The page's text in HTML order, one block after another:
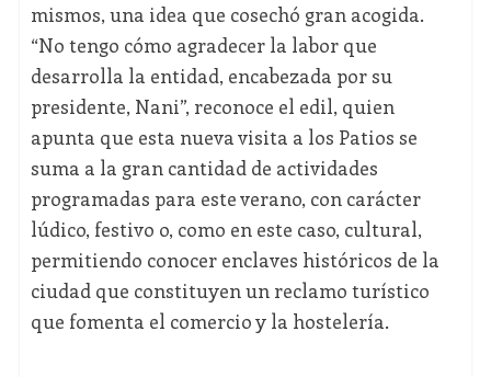
mismos, una idea que cosechó gran acogida.
“No tengo cómo agradecer la labor que
desarrolla la entidad, encabezada por su
presidente, Nani”, reconoce el edil, quien
apunta que esta nueva visita a los Patios se
suma a la gran cantidad de actividades
programadas para este verano, con carácter
lúdico, festivo o, como en este caso, cultural,
permitiendo conocer enclaves históricos de la
ciudad que constituyen un reclamo turístico
que fomenta el comercio y la hostelería.